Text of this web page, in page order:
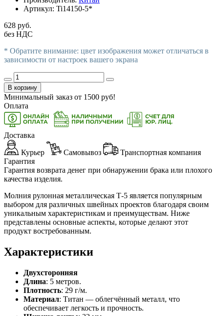
Артикул: Ti14150-5*
628 руб.
без НДС
* Обратите внимание: цвет изображения может отличаться в
зависимости от настроек вашего экрана
В корзину
Минимальный заказ от 1500 руб!
Оплата
Доставка
Курьер Самовывоз
Транспортная компания
Гарантия
Гарантия возврата денег при обнаружении брака или плохого
качества изделия.
Молния рулонная металлическая Т-5 является популярным
выбором для различных швейных проектов благодаря своим
уникальным характеристикам и преимуществам. Ниже
представлены основные аспекты, которые делают этот
продукт востребованным.
Характеристики
Двухсторонняя
Длина: 5 метров.
Плотность: 29 г/м.
Материал: Титан — облегчённый металл, что
обеспечивает легкость и прочность.